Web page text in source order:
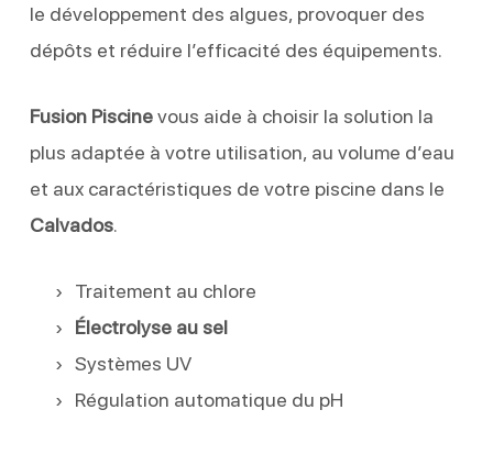
le développement des algues, provoquer des
dépôts et réduire l’efficacité des équipements.
Fusion Piscinevous aide à choisir la solution la
plus adaptée à votre utilisation, au volume d’eau
et aux caractéristiques de votre piscine dans le
Calvados.
Traitement au chlore
Électrolyse au sel
Systèmes UV
Régulation automatique du pH